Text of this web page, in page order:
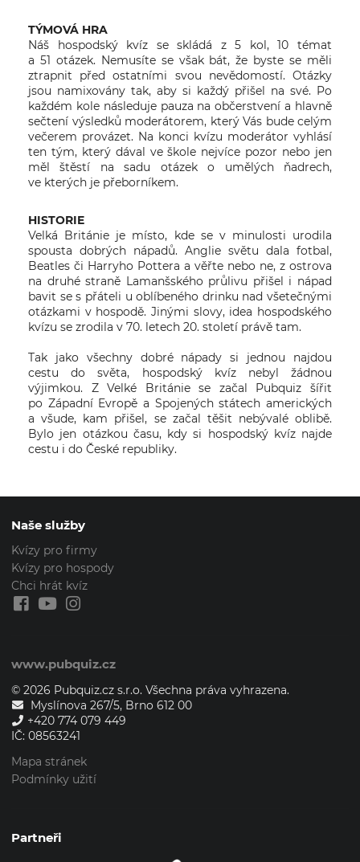
TÝMOVÁ HRA
Náš hospodský kvíz se skládá z 5 kol, 10 témat
a 51 otázek. Nemusíte se však bát, že byste se měli
ztrapnit před ostatními svou nevědomostí. Otázky
jsou namixovány tak, aby si každý přišel na své. Po
každém kole následuje pauza na občerstvení a hlavně
sečtení výsledků moderátorem, který Vás bude celým
večerem provázet. Na konci kvízu moderátor vyhlásí
ten tým, který dával ve škole nejvíce pozor nebo jen
měl štěstí na sadu otázek o umělých ňadrech,
ve kterých je přeborníkem.
HISTORIE
Velká Británie je místo, kde se v minulosti urodila
spousta dobrých nápadů. Anglie světu dala fotbal,
Beatles či Harryho Pottera a věřte nebo ne, z ostrova
na druhé straně Lamanšského průlivu přišel i nápad
bavit se s přáteli u oblíbeného drinku nad všetečnými
otázkami v hospodě. Jinými slovy, idea hospodského
kvízu se zrodila v 70. letech 20. století právě tam.
Tak jako všechny dobré nápady si jednou najdou
cestu do světa, hospodský kvíz nebyl žádnou
výjimkou. Z Velké Británie se začal Pubquiz šířit
po Západní Evropě a Spojených státech amerických
a všude, kam přišel, se začal těšit nebývalé oblibě.
Bylo jen otázkou času, kdy si hospodský kvíz najde
cestu i do České republiky.
Naše služby
Kvízy pro firmy
Kvízy pro hospody
Chci hrát kvíz
www.pubquiz.cz
© 2026 Pubquiz.cz s.r.o. Všechna práva vyhrazena.
Myslínova 267/5, Brno 612 00
+420 774 079 449
IČ: 08563241
Mapa stránek
Podmínky užití
Partneři